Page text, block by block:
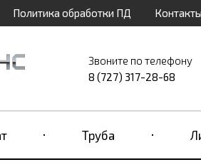
Политика обработки ПД Контакты
Звоните по телефону
8 (727) 317-28-68
Труба